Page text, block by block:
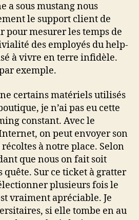
a sous mustang nous
le support client de
pour mesurer les temps de
des employés du help-
à vivre en terre infidèle.
exemple.
certains matériels utilisés
je n’ai pas eu cette
constant. Avec le
on peut envoyer son
à notre place. Selon
que nous on fait soit
Sur ce ticket à gratter
plusieurs fois le
vraiment apréciable. Je
si elle tombe en au